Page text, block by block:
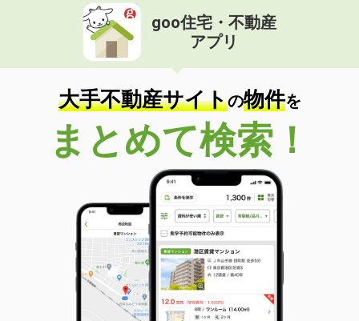
goo住宅・不動産
アプリ
大手不動産サイトの物件を
まとめて検索！